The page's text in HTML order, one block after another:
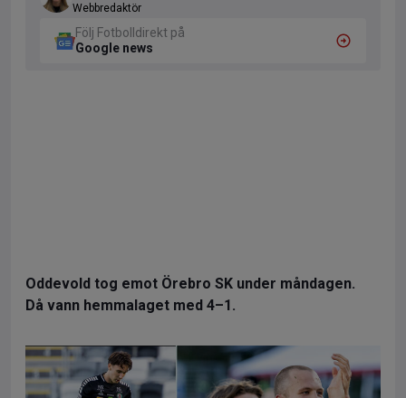
Webbredaktör
Följ Fotbolldirekt på
Google news
Oddevold tog emot Örebro SK under måndagen.
Då vann hemmalaget med 4–1.